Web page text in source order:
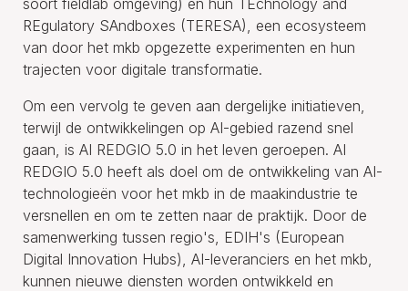
soort fieldlab omgeving) en hun TEchnology and
REgulatory SAndboxes (TERESA), een ecosysteem
van door het mkb opgezette experimenten en hun
trajecten voor digitale transformatie.
Om een vervolg te geven aan dergelijke initiatieven,
terwijl de ontwikkelingen op AI-gebied razend snel
gaan, is AI REDGIO 5.0 in het leven geroepen. AI
REDGIO 5.0 heeft als doel om de ontwikkeling van AI-
technologieën voor het mkb in de maakindustrie te
versnellen en om te zetten naar de praktijk. Door de
samenwerking tussen regio's, EDIH's (European
Digital Innovation Hubs), AI-leveranciers en het mkb,
kunnen nieuwe diensten worden ontwikkeld en